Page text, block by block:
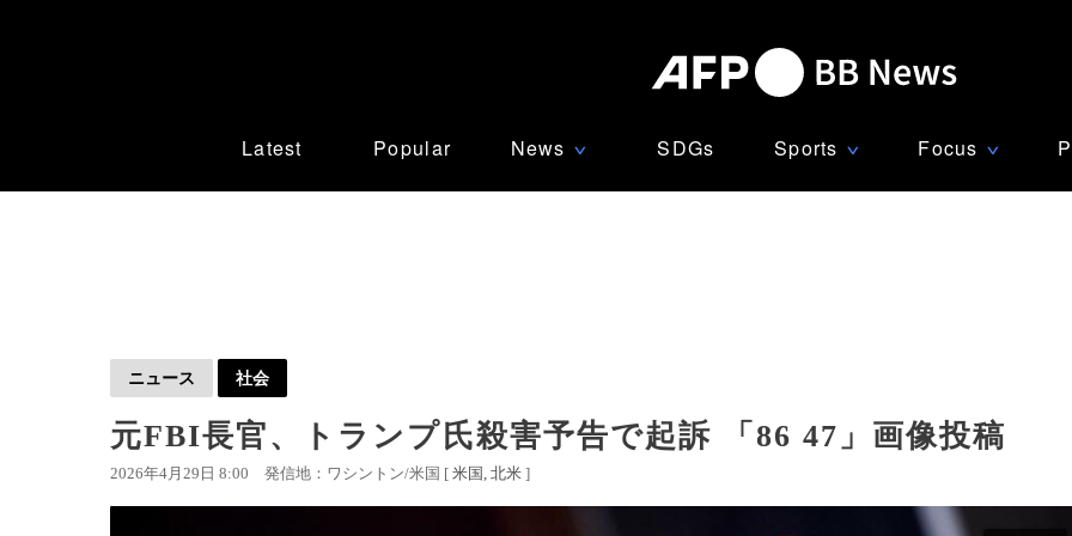
Latest Popular News ∨ SDGs Sports ∨ Focus ∨
ニュース 社会
元FBI長官、トランプ氏殺害予告で起訴 「86 47」画像投稿
2026年4月29日 8:00 発信地：ワシントン/米国 [ 米国 北米 ]